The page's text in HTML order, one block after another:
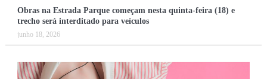
Obras na Estrada Parque começam nesta quinta-feira (18) e
trecho será interditado para veículos
junho 18, 2026